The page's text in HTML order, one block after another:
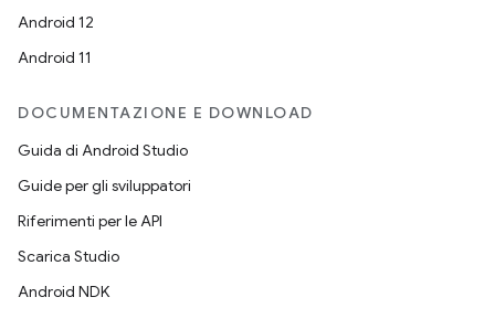
Android 12
Android 11
DOCUMENTAZIONE E DOWNLOAD
Guida di Android Studio
Guide per gli sviluppatori
Riferimenti per le API
Scarica Studio
Android NDK